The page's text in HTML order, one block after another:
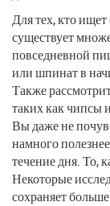
Для тех, кто
существует
повседневной
или шпинат в
Также
таких как чипсы
Вы даже не
намного
течение дня. То,
Некоторые
сохраняет